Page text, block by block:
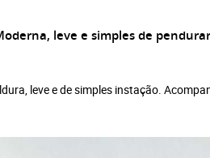
leve e simples de
leve e de simples instação.